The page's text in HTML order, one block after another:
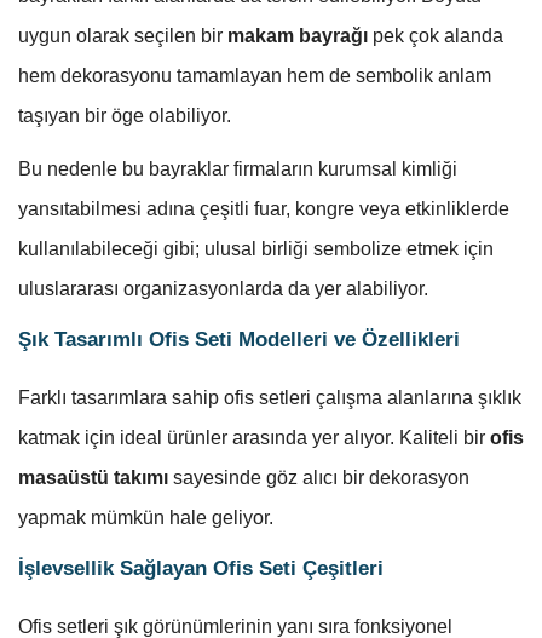
uygun olarak seçilen bir makam bayrağı pek çok alanda
hem dekorasyonu tamamlayan hem de sembolik anlam
taşıyan bir öge olabiliyor.
Bu nedenle bu bayraklar firmaların kurumsal kimliği
yansıtabilmesi adına çeşitli fuar, kongre veya etkinliklerde
kullanılabileceği gibi; ulusal birliği sembolize etmek için
uluslararası organizasyonlarda da yer alabiliyor.
Şık Tasarımlı Ofis Seti Modelleri ve Özellikleri
Farklı tasarımlara sahip ofis setleri çalışma alanlarına şıklık
katmak için ideal ürünler arasında yer alıyor. Kaliteli bir ofis
masaüstü takımı sayesinde göz alıcı bir dekorasyon
yapmak mümkün hale geliyor.
İşlevsellik Sağlayan Ofis Seti Çeşitleri
Ofis setleri şık görünümlerinin yanı sıra fonksiyonel